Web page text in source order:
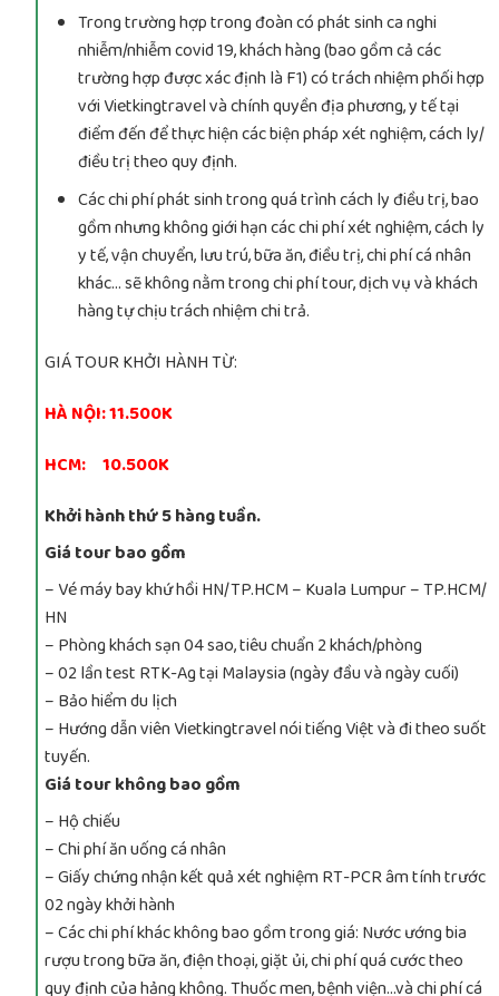
Trong trường hợp trong đoàn có phát sinh ca nghi
nhiễm/nhiễm covid 19, khách hàng (bao gồm cả các
trường hợp được xác định là F1) có trách nhiệm phối hợp
với Vietkingtravel và chính quyền địa phương, y tế tại
điểm đến để thực hiện các biện pháp xét nghiệm, cách ly/
điều trị theo quy định.
Các chi phí phát sinh trong quá trình cách ly điều trị, bao
gồm nhưng không giới hạn các chi phí xét nghiệm, cách ly
y tế, vận chuyển, lưu trú, bữa ăn, điều trị, chi phí cá nhân
khác… sẽ không nằm trong chi phí tour, dịch vụ và khách
hàng tự chịu trách nhiệm chi trả.
GIÁ TOUR KHỞI HÀNH TỪ:
HÀ NỘI: 11.500K
HCM: 10.500K
Khởi hành thứ 5 hàng tuần.
Giá tour bao gồm
– Vé máy bay khứ hồi HN/TP.HCM – Kuala Lumpur – TP.HCM/
HN
– Phòng khách sạn 04 sao, tiêu chuẩn 2 khách/phòng
– 02 lần test RTK-Ag tại Malaysia (ngày đầu và ngày cuối)
– Bảo hiểm du lịch
– Hướng dẫn viên Vietkingtravel nói tiếng Việt và đi theo suốt
tuyến.
Giá tour không bao gồm
– Hộ chiếu
– Chi phí ăn uống cá nhân
– Giấy chứng nhận kết quả xét nghiệm RT-PCR âm tính trước
02 ngày khởi hành
– Các chi phí khác không bao gồm trong giá: Nước ướng bia
rượu trong bữa ăn, điện thoại, giặt ủi, chi phí quá cước theo
quy định của hảng không. Thuốc men, bệnh viện…và chi phí cá